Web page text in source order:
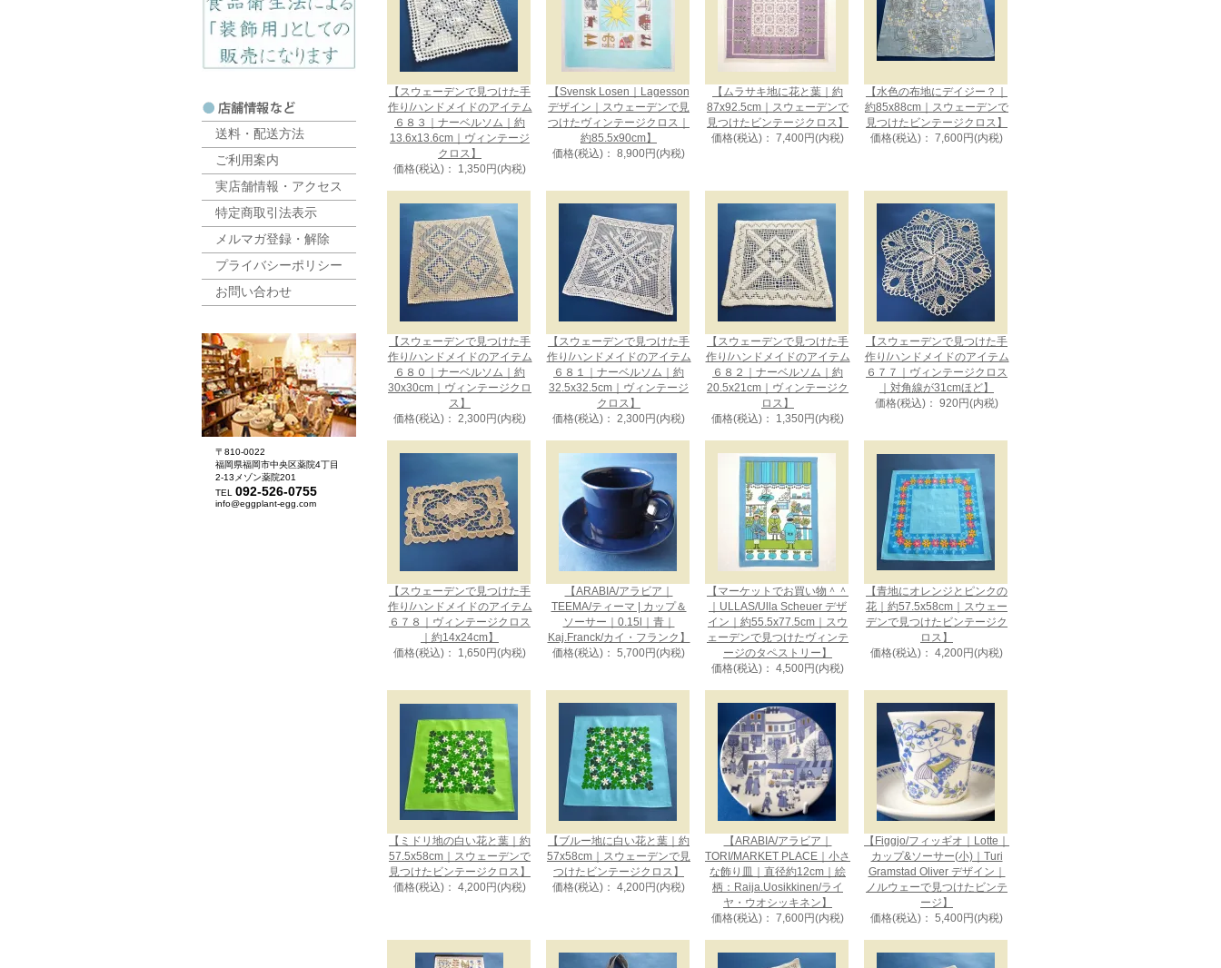
【スウェーデンで見つけた手
作り/ハンドメイドのアイテム
６８３｜ナーベルソム｜約
13.6x13.6cm｜ヴィンテージ
クロス】
価格(税込)： 1,350円(内税)
【Svensk Losen｜Lagesson
デザイン｜スウェーデンで見
つけたヴィンテージクロス｜
約85.5x90cm】
価格(税込)： 8,900円(内税)
【ムラサキ地に花と葉｜約
87x92.5cm｜スウェーデンで
見つけたビンテージクロス】
価格(税込)： 7,400円(内税)
【水色の布地にデイジー？｜
約85x88cm｜スウェーデンで
見つけたビンテージクロス】
価格(税込)： 7,600円(内税)
【スウェーデンで見つけた手
作り/ハンドメイドのアイテム
６８０｜ナーベルソム｜約
30x30cm｜ヴィンテージクロ
ス】
価格(税込)： 2,300円(内税)
【スウェーデンで見つけた手
作り/ハンドメイドのアイテム
６８１｜ナーベルソム｜約
32.5x32.5cm｜ヴィンテージ
クロス】
価格(税込)： 2,300円(内税)
【スウェーデンで見つけた手
作り/ハンドメイドのアイテム
６８２｜ナーベルソム｜約
20.5x21cm｜ヴィンテージク
ロス】
価格(税込)： 1,350円(内税)
【スウェーデンで見つけた手
作り/ハンドメイドのアイテム
６７７｜ヴィンテージクロス
｜対角線が31cmほど】
価格(税込)： 920円(内税)
【スウェーデンで見つけた手
作り/ハンドメイドのアイテム
６７８｜ヴィンテージクロス
｜約14x24cm】
価格(税込)： 1,650円(内税)
【ARABIA/アラビア｜
TEEMA/ティーマ | カップ＆
ソーサー｜0.15l｜青｜
Kaj.Franck/カイ・フランク】
価格(税込)： 5,700円(内税)
【マーケットでお買い物＾＾
｜ULLAS/Ulla Scheuer デザ
イン｜約55.5x77.5cm｜スウ
ェーデンで見つけたヴィンテ
ージのタペストリー】
価格(税込)： 4,500円(内税)
【青地にオレンジとピンクの
花｜約57.5x58cm｜スウェー
デンで見つけたビンテージク
ロス】
価格(税込)： 4,200円(内税)
【ミドリ地の白い花と葉｜約
57.5x58cm｜スウェーデンで
見つけたビンテージクロス】
価格(税込)： 4,200円(内税)
【ブルー地に白い花と葉｜約
57x58cm｜スウェーデンで見
つけたビンテージクロス】
価格(税込)： 4,200円(内税)
【ARABIA/アラビア｜
TORI/MARKET PLACE｜小さ
な飾り皿｜直径約12cm｜絵
柄：Raija.Uosikkinen/ライ
ヤ・ウオシッキネン】
価格(税込)： 7,600円(内税)
【Figgjo/フィッギオ｜Lotte｜
カップ&ソーサー(小)｜Turi
Gramstad Oliver デザイン｜
ノルウェーで見つけたビンテ
ージ】
価格(税込)： 5,400円(内税)
送料・配送方法
ご利用案内
実店舗情報・アクセス
特定商取引法表示
メルマガ登録・解除
プライバシーポリシー
お問い合わせ
〒810-0022
福岡県福岡市中央区薬院4丁目
2-13メゾン薬院201
TEL 092-526-0755
info@eggplant-egg.com